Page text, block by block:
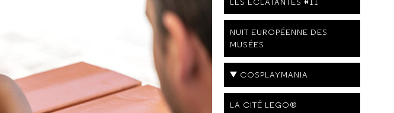
NUIT EUROPÉENNE DES
MUSÉES
COSPLAYMANIA
LA CITÉ LEGO®